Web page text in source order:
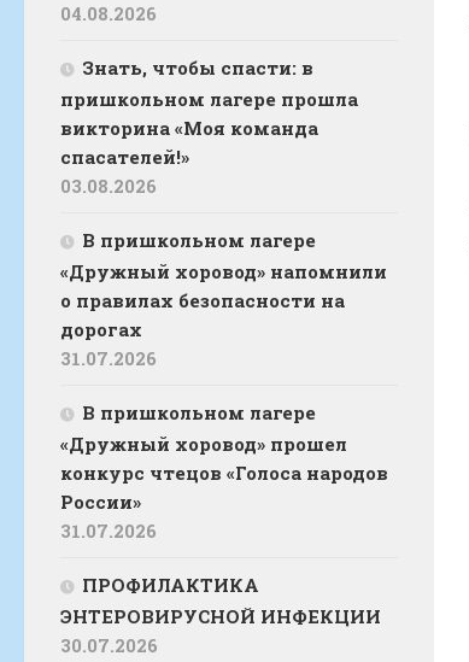
04.08.2026
Знать, чтобы спасти: в
пришкольном лагере прошла
викторина «Моя команда
спасателей!»
03.08.2026
В пришкольном лагере
«Дружный хоровод» напомнили
о правилах безопасности на
дорогах
31.07.2026
В пришкольном лагере
«Дружный хоровод» прошел
конкурс чтецов «Голоса народов
России»
31.07.2026
ПРОФИЛАКТИКА
ЭНТЕРОВИРУСНОЙ ИНФЕКЦИИ
30.07.2026